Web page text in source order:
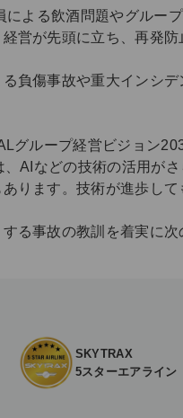
による飲酒問題やグルー
営が先頭に立ち、再発防
負傷事故や重大インシ
グループ経営ビジョン
AIなどの技術の活用が
ります。技術が進歩し
る事故の教訓を着実に
SKYTRAX
5スターエアライン